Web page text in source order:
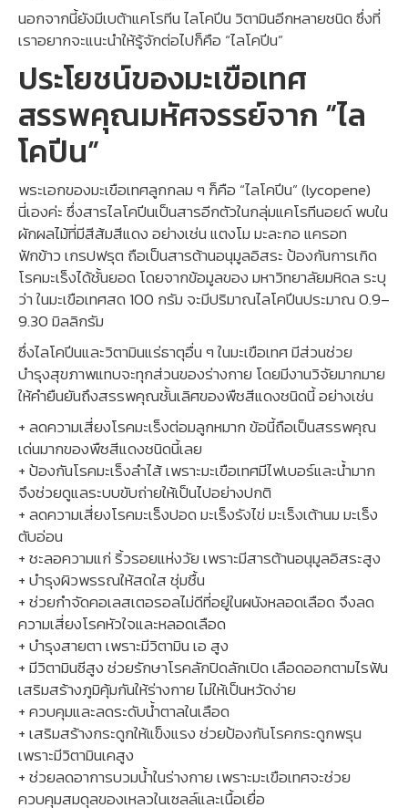
นอกจากนี้ยังมีเบต้าแคโรทีน ไลโคปีน วิตามินอีกหลายชนิด ซึ่งที่
เราอยากจะแนะนำให้รู้จักต่อไปก็คือ “ไลโคปีน”
ประโยชน์ของมะเขือเทศ
สรรพคุณมหัศจรรย์จาก “ไล
โคปีน”
พระเอกของมะเขือเทศลูกกลม ๆ ก็คือ “ไลโคปีน” (lycopene)
นี่เองค่ะ ซึ่งสารไลโคปีนเป็นสารอีกตัวในกลุ่มแคโรทีนอยด์ พบใน
ผักผลไม้ที่มีสีส้มสีแดง อย่างเช่น แตงโม มะละกอ แครอท
ฟักข้าว เกรปฟรุต ถือเป็นสารต้านอนุมูลอิสระ ป้องกันการเกิด
โรคมะเร็งได้ชั้นยอด โดยจากข้อมูลของ มหาวิทยาลัยมหิดล ระบุ
ว่า ในมะเขือเทศสด 100 กรัม จะมีปริมาณไลโคปีนประมาณ 0.9–
9.30 มิลลิกรัม
ซึ่งไลโคปีนและวิตามินแร่ธาตุอื่น ๆ ในมะเขือเทศ มีส่วนช่วย
บำรุงสุขภาพแทบจะทุกส่วนของร่างกาย โดยมีงานวิจัยมากมาย
ให้คำยืนยันถึงสรรพคุณชั้นเลิศของพืชสีแดงชนิดนี้ อย่างเช่น
+ ลดความเสี่ยงโรคมะเร็งต่อมลูกหมาก ข้อนี้ถือเป็นสรรพคุณ
เด่นมากของพืชสีแดงชนิดนี้เลย
+ ป้องกันโรคมะเร็งลำไส้ เพราะมะเขือเทศมีไฟเบอร์และน้ำมาก
จึงช่วยดูแลระบบขับถ่ายให้เป็นไปอย่างปกติ
+ ลดความเสี่ยงโรคมะเร็งปอด มะเร็งรังไข่ มะเร็งเต้านม มะเร็ง
ตับอ่อน
+ ชะลอความแก่ ริ้วรอยแห่งวัย เพราะมีสารต้านอนุมูลอิสระสูง
+ บำรุงผิวพรรณให้สดใส ชุ่มชื้น
+ ช่วยกำจัดคอเลสเตอรอลไม่ดีที่อยู่ในผนังหลอดเลือด จึงลด
ความเสี่ยงโรคหัวใจและหลอดเลือด
+ บำรุงสายตา เพราะมีวิตามิน เอ สูง
+ มีวิตามินซีสูง ช่วยรักษาโรคลักปิดลักเปิด เลือดออกตามไรฟัน
เสริมสร้างภูมิคุ้มกันให้ร่างกาย ไม่ให้เป็นหวัดง่าย
+ ควบคุมและลดระดับน้ำตาลในเลือด
+ เสริมสร้างกระดูกให้แข็งแรง ช่วยป้องกันโรคกระดูกพรุน
เพราะมีวิตามินเคสูง
+ ช่วยลดอาการบวมน้ำในร่างกาย เพราะมะเขือเทศจะช่วย
ควบคุมสมดุลของเหลวในเซลล์และเนื้อเยื่อ